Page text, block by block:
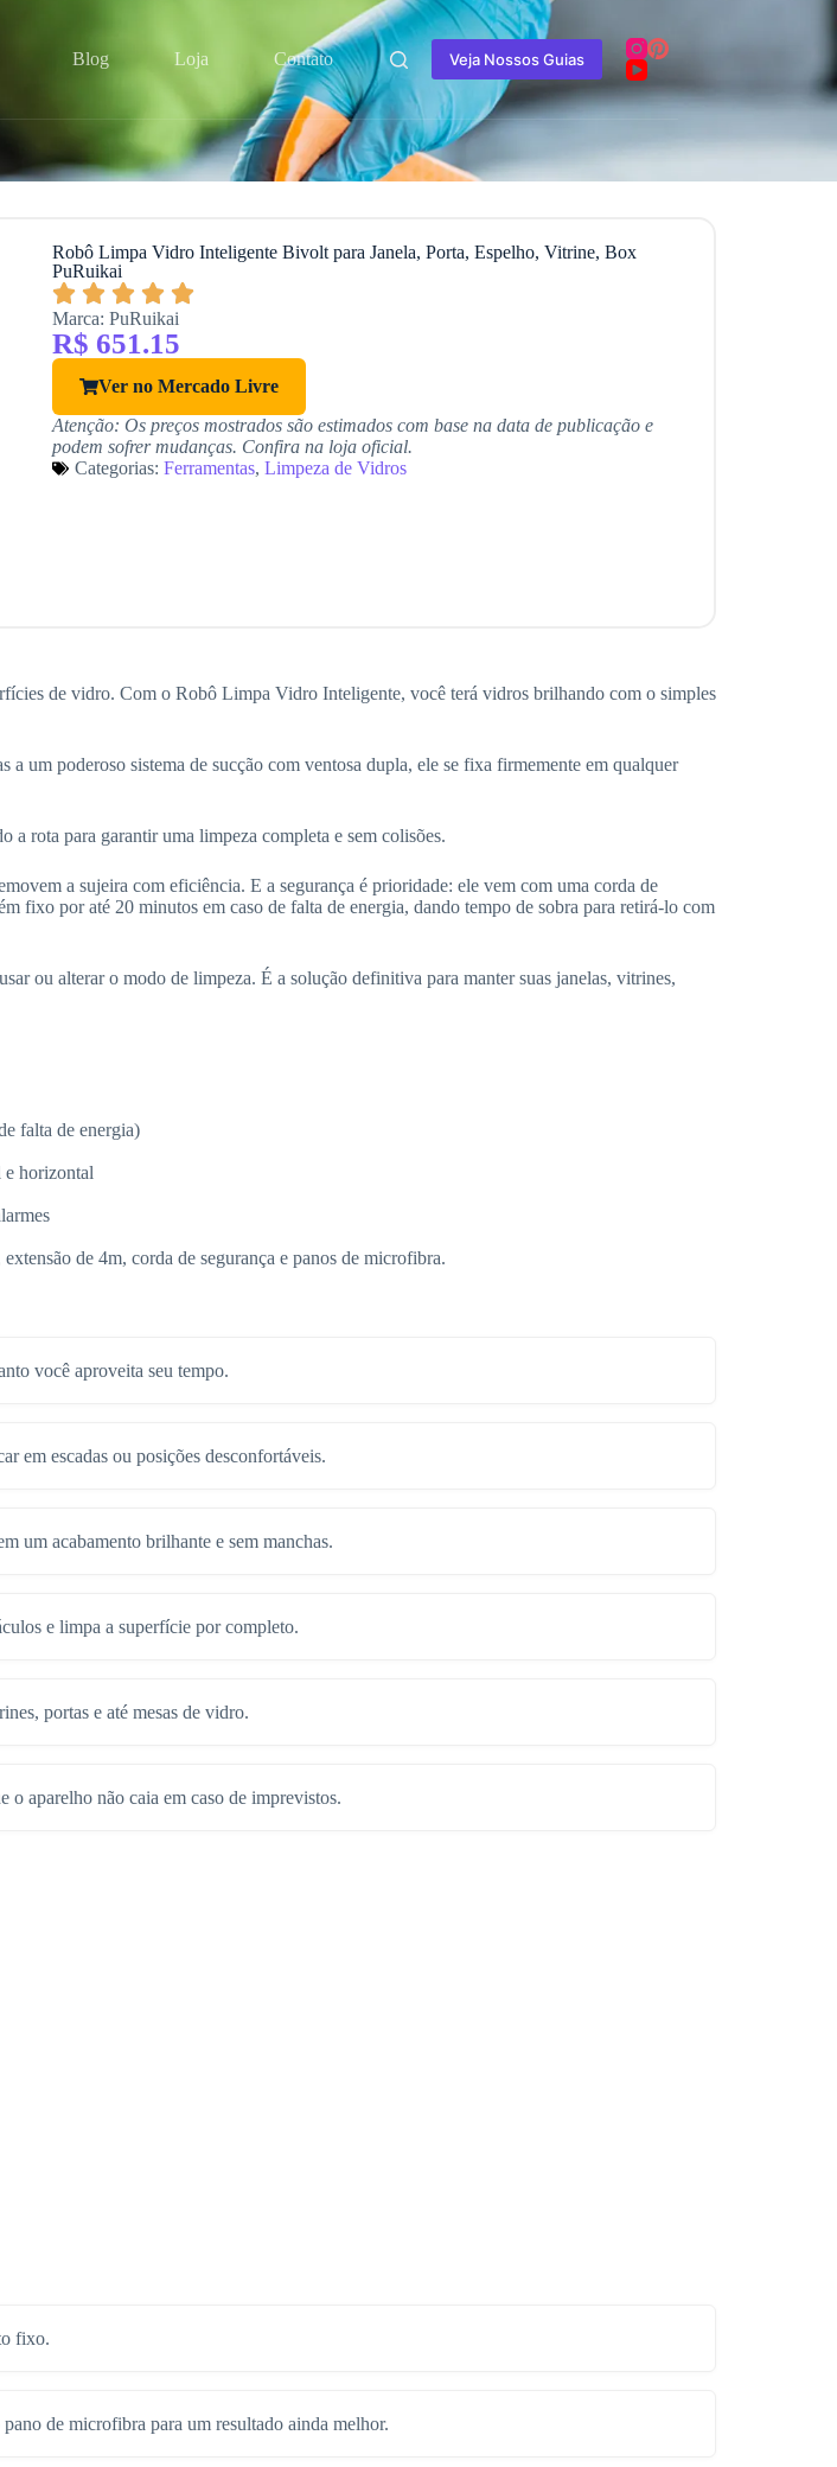
Blog Loja Contato Veja Nossos Guias
Robô Limpa Vidro Inteligente Bivolt para Janela, Porta, Espelho, Vitrine, Box
PuRuikai
Marca: PuRuikai
R$ 651.15
Ver no Mercado Livre
Atenção: Os preços mostrados são estimados com base na data de publicação e
podem sofrer mudanças. Confira na loja oficial.
Categorias: Ferramentas, Limpeza de Vidros
de vidro. Com o Robô Limpa Vidro Inteligente, você terá vidros brilhando com o simples
um poderoso sistema de sucção com ventosa dupla, ele se fixa firmemente em qualquer
a rota para garantir uma limpeza completa e sem colisões.
a sujeira com eficiência. E a segurança é prioridade: ele vem com uma corda de
fixo por até 20 minutos em caso de falta de energia, dando tempo de sobra para retirá-lo com
ou alterar o modo de limpeza. É a solução definitiva para manter suas janelas, vitrines,
falta de energia)
e horizontal
de 4m, corda de segurança e panos de microfibra.
você aproveita seu tempo.
em escadas ou posições desconfortáveis.
um acabamento brilhante e sem manchas.
e limpa a superfície por completo.
portas e até mesas de vidro.
o aparelho não caia em caso de imprevistos.
fixo.
de microfibra para um resultado ainda melhor.